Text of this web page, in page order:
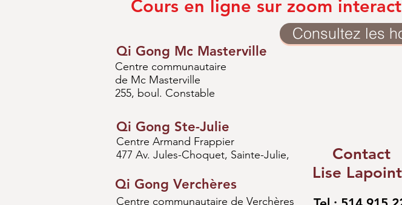
Cours en ligne sur zoom
Consultez les
Qi Gong Mc Masterville
Centre communautaire
de Mc Masterville
255, boul. Constable
Qi Gong Ste-Julie
Centre Armand Frappier
477 Av. Jules-Choquet, Sainte-Julie,
Qi Gong Verchères
Contact
Lise
Centre communautaire de Verchères